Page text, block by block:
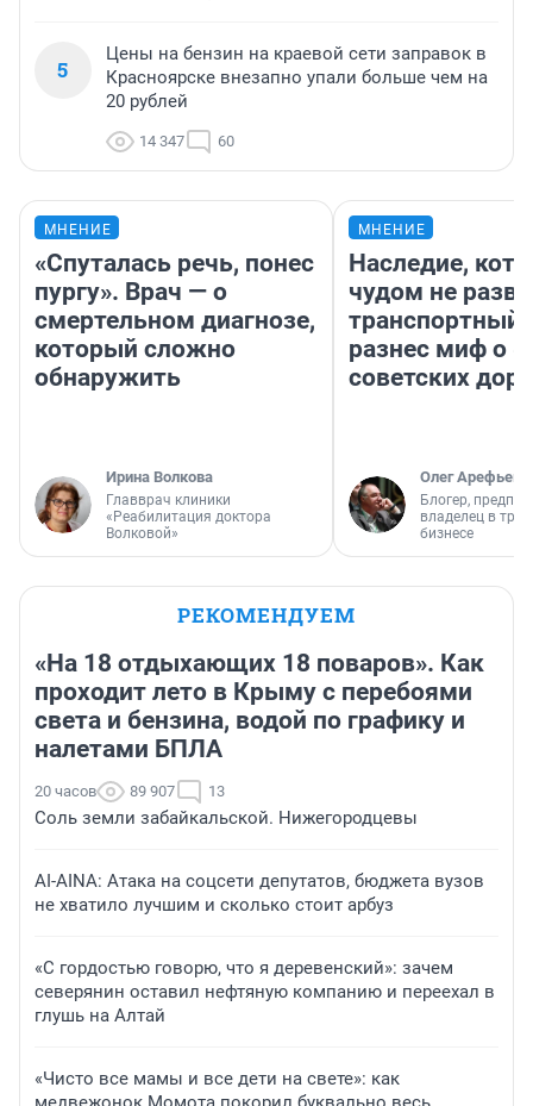
5
Цены на бензин на краевой сети заправок в
Красноярске внезапно упали больше чем на
20 рублей
14 347 60
МНЕНИЕ
«Спуталась речь, понес
пургу». Врач — о
смертельном диагнозе,
который сложно
обнаружить
Ирина Волкова
Главврач клиники
«Реабилитация доктора
Волковой»
МНЕНИЕ
Наследие,
чудом не
транспортный
разнес миф о
советских
Олег Арефьев
Блогер,
владелец в
бизнесе
РЕКОМЕНДУЕМ
«На 18 отдыхающих 18 поваров». Как
проходит лето в Крыму с перебоями
света и бензина, водой по графику и
налетами БПЛА
20 часов 89 907 13
Соль земли забайкальской. Нижегородцевы
AI-AINA: Атака на соцсети депутатов, бюджета вузов
не хватило лучшим и сколько стоит арбуз
«С гордостью говорю, что я деревенский»: зачем
северянин оставил нефтяную компанию и переехал в
глушь на Алтай
«Чисто все мамы и все дети на свете»: как